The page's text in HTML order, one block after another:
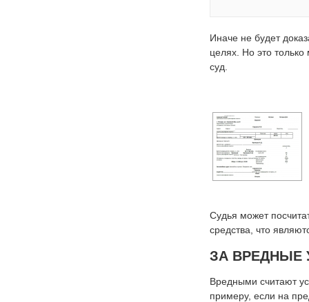
Иначе не будет
целях. Но это
суд.
Судья может
средства, что
ЗА ВРЕДНЫЕ
Вредными считают
примеру, если на